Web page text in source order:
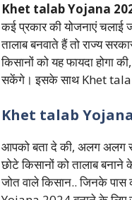
Khet talab Yojana
कई प्रकार की योजनाएं चलाई
तालाब बनवाते हैं तो राज्य
किसानों को यह फायदा होगा
सकेंगे। इसके साथ Khet talab
Khet talab
आपको बता दे की, अलग अलग
छोटे किसानों को तालाब
जोत वाले किसान.. जिनके पास